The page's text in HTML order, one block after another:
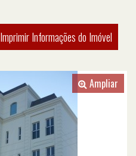
Imprimir Informações do Imóvel
Ampliar